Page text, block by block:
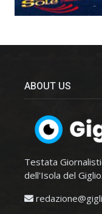
ABOUT US
Testata
dell'Isola del Giglio.